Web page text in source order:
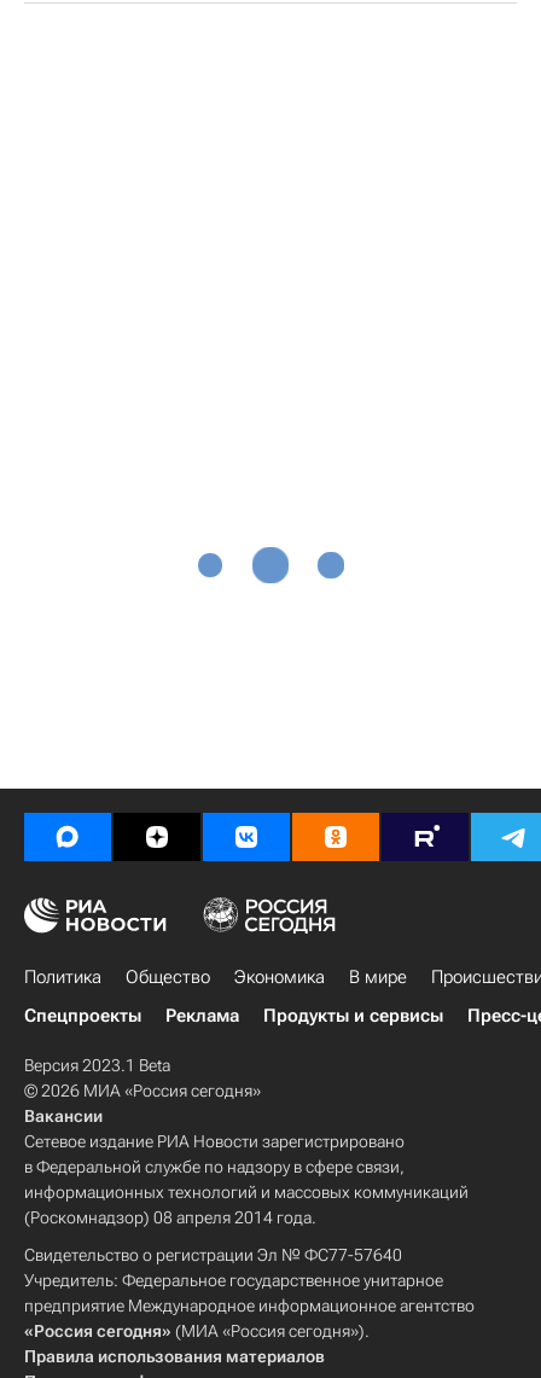
Политика Общество Экономика В мире
Спецпроекты
Реклама Продукты и сервисы Пресс-
Версия 2023.1 Beta
© 2026 МИА «Россия сегодня»
Вакансии
Сетевое издание РИА Новости зарегистрировано
в Федеральной службе по надзору в сфере связи,
информационных технологий и массовых коммуникаций
(Роскомнадзор) 08 апреля 2014 года.
Свидетельство о регистрации Эл № ФС77-57640
Учредитель: Федеральное государственное унитарное
предприятие Международное информационное агентство
«Россия сегодня» (МИА «Россия сегодня»).
Правила использования материалов